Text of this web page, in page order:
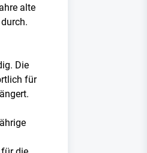
alte
Die
für